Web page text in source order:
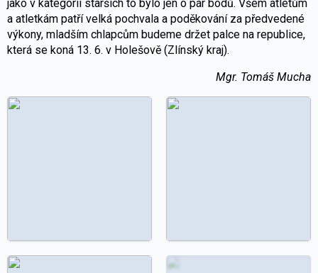
jako v kategorii starších to bylo jen o pár bodů. Všem atletům
a atletkám patří velká pochvala a poděkování za předvedené
výkony, mladším chlapcům budeme držet palce na republice,
která se koná 13. 6. v Holešově (Zlínský kraj).
Mgr. Tomáš Mucha